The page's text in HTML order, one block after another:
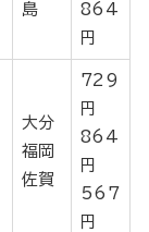
島
864
円
大分
福岡
佐賀
729
円
864
円
567
円